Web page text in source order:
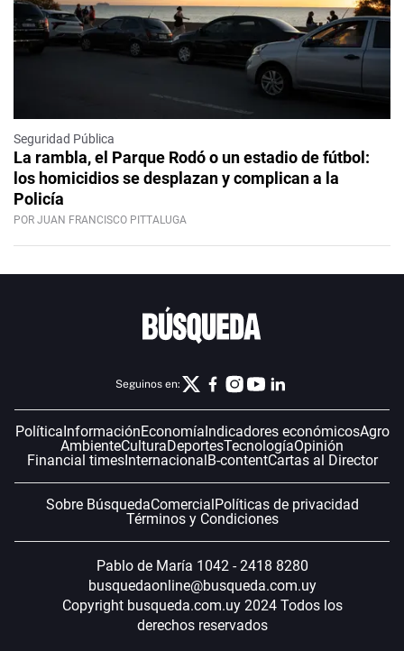
Seguridad Pública
La rambla, el Parque Rodó o un estadio de fútbol:
los homicidios se desplazan y complican a la
Policía
POR JUAN FRANCISCO PITTALUGA
Seguinos en:
Política InformaciónEconomía Indicadores económicosAgro
AmbienteCulturaDeportesTecnologíaOpinión
Financial timesInternacional B-contentCartas al Director
Sobre BúsquedaComercial Políticas de privacidad
Términos y Condiciones
Pablo de María 1042 - 2418 8280
busquedaonline@busqueda.com.uy
Copyright busqueda.com.uy 2024 Todos los
derechos reservados